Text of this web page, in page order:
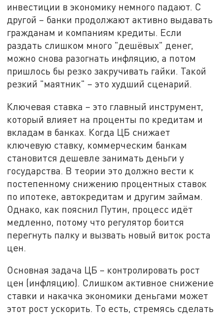
инвестиции в экономику немного падают. С
другой – банки продолжают активно выдавать
гражданам и компаниям кредиты. Если
раздать слишком много "дешёвых" денег,
можно снова разогнать инфляцию, а потом
пришлось бы резко закручивать гайки. Такой
резкий "маятник" – это худший сценарий.
Ключевая ставка – это главный инструмент,
который влияет на проценты по кредитам и
вкладам в банках. Когда ЦБ снижает
ключевую ставку, коммерческим банкам
становится дешевле занимать деньги у
государства. В теории это должно вести к
постепенному снижению процентных ставок
по ипотеке, автокредитам и другим займам.
Однако, как пояснил Путин, процесс идёт
медленно, потому что регулятор боится
перегнуть палку и вызвать новый виток роста
цен.
Основная задача ЦБ – контролировать рост
цен (инфляцию). Слишком активное снижение
ставки и накачка экономики деньгами может
этот рост ускорить. То есть, стремясь сделать